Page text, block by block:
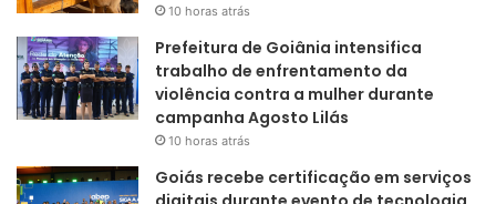
10 horas atrás
Prefeitura de Goiânia intensifica
trabalho de enfrentamento da
violência contra a mulher durante
campanha Agosto Lilás
10 horas atrás
Goiás recebe certificação em serviços